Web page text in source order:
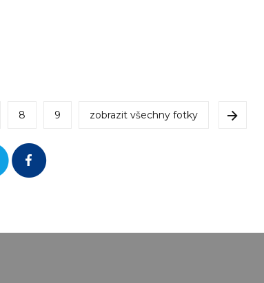
8 9 zobrazit všechny fotky